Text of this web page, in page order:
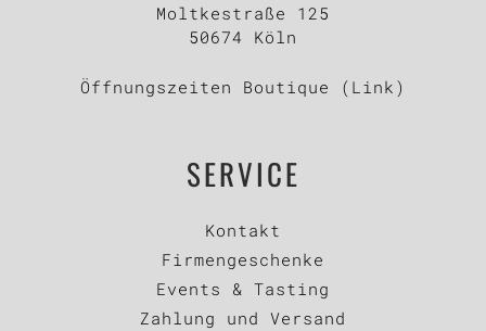
Moltkestraße 125
50674 Köln
Öffnungszeiten Boutique (Link)
SERVICE
Kontakt
Firmengeschenke
Events & Tasting
Zahlung und Versand